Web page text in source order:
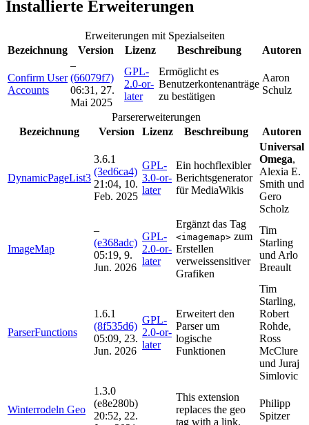
Installierte Erweiterungen
Erweiterungen mit Spezialseiten
Bezeichnung
Version Lizenz Beschreibung Autoren
Confirm User
Accounts
–
(66079f7)
06:31, 27.
Mai 2025
GPL-
2.0-or-
later
Ermöglicht es
Benutzerkontenanträge
zu bestätigen
Aaron
Schulz
Parsererweiterungen
Bezeichnung
Version Lizenz Beschreibung Autoren
DynamicPageList3
3.6.1
(3ed6ca4)
21:04, 10.
Feb. 2025
GPL-
3.0-or-
later
Ein hochflexibler
Berichtsgenerator
für MediaWikis
Universal
Omega,
Alexia E.
Smith und
Gero
Scholz
ImageMap
–
(e368adc)
05:19, 9.
Jun. 2026
GPL-
2.0-or-
later
Ergänzt das Tag
<imagemap> zum
Erstellen
verweissensitiver
Grafiken
Tim
Starling
und Arlo
Breault
ParserFunctions
1.6.1
(8f535d6)
05:09, 23.
Jun. 2026
GPL-
2.0-or-
later
Erweitert den
Parser um
logische
Funktionen
Tim
Starling,
Robert
Rohde,
Ross
McClure
und Juraj
Simlovic
Winterrodeln Geo
1.3.0
(e8e280b)
20:52, 22.
This extension
replaces the geo
tag with a link.
Philipp
Spitzer